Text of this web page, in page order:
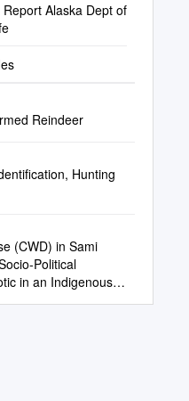
Alaska Dept of
Reindeer
Hunting
(CWD) in Sami
Political
in an Indigenous